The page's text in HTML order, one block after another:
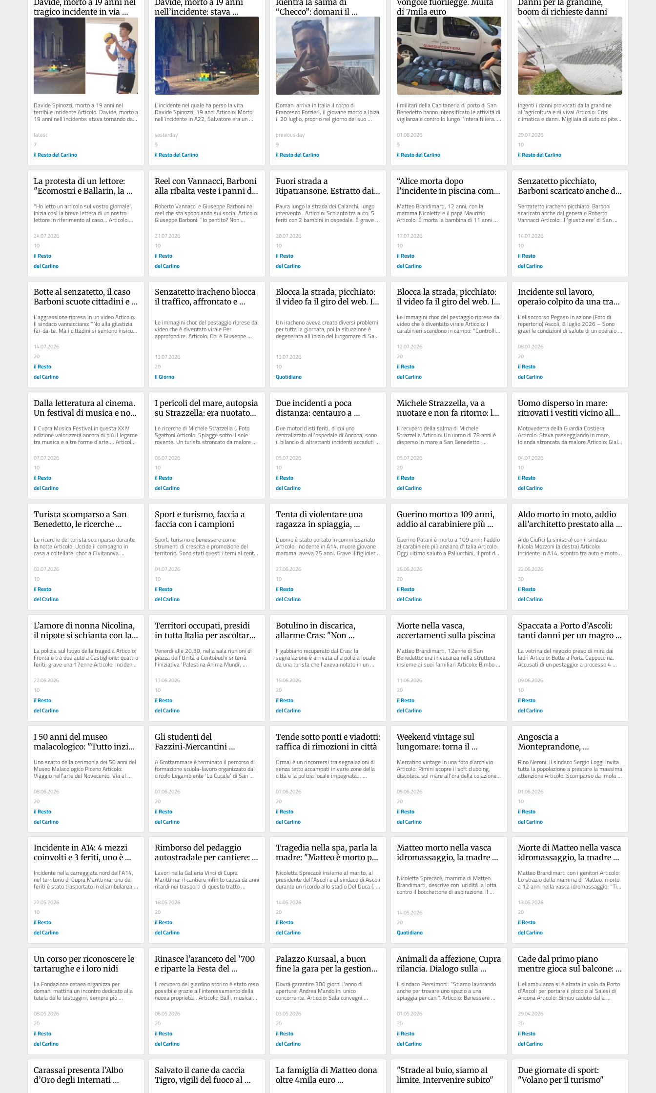
tragico incidente in via
Torino: “Finito il lavoro
aveva raggiunto gli amici”
Davide Spinozzi, morto a 19 anni nel
terribile incidente Articolo: Davide, morto a
19 anni nell’incidente: stava tornando dal
latest
7
il Resto del Carlino
nell’incidente: stava
tornando dal lavoro
L'incidente nel quale ha perso la vita
Davide Spinozzi, 19 anni Articolo: Morto
nell’incidente in A22, Salvatore era un
campione internazionale...
yesterday
5
il Resto del Carlino
“Checco”: domani il
funerale. L'addio del
fratello: “La tua energia era
positiva e contagiosa”
Domani arriva in Italia il corpo di
Francesco Forzieri, il giovane morto a Ibiza
il 20 luglio, proprio nel giorno del suo
33esimo compleanno Articolo:...
previous day
9
il Resto del Carlino
di 7mila euro
I militari della Capitaneria di porto di San
Benedetto hanno intensificato le attività di
vigilanza e controllo lungo l’intera filiera...
Articolo:...
01.08.2026
5
il Resto del Carlino
boom di richieste danni
Ingenti i danni provocati dalla grandine
all’agricoltura e ai vivai Articolo: Crisi
climatica e danni. Migliaia di auto colpite
dalla grandine. Come...
29.07.2026
10
il Resto del Carlino
La protesta di un lettore:
"Ecomostri e Ballarin, la
"Ho letto un articolo sul vostro giornale".
Inizia così la breve lettera di un nostro
lettore in riferimento al caso... Articolo:...
24.07.2026
10
il Resto
del Carlino
Reel con Vannacci, Barboni
alla ribalta veste i panni del
Roberto Vannacci e Giuseppe Barboni nel
reel che sta spopolando sui social Articolo:
Giuseppe Barboni: “Io pentito? Non
scherziamo, gli ho dato due...
21.07.2026
10
il Resto
del Carlino
Fuori strada a
Ripatransone. Estratto dai
Paura lungo la strada dei Calanchi, lungo
intervento . Articolo: Schianto tra auto: 5
feriti con 2 bambini in ospedale. È grave
20.07.2026
10
il Resto
del Carlino
“Alice morta dopo
l’incidente in piscina come
questa strage silenziosa”.
Nicoletta Sprecacè scrive
Matteo Brandimarti, 12 anni, con la
mamma Nicoletta e il papà Maurizio
Articolo: È morta la bambina di 11 anni
17.07.2026
10
il Resto
del Carlino
Senzatetto picchiato,
Barboni scaricato anche da
violenza se non giustificata
da difesa”
Senzatetto iracheno picchiato: Barboni
scaricato anche dal generale Roberto
Vannacci Articolo: Il ‘giustiziere’ di San
14.07.2026
10
il Resto
del Carlino
Botte al senzatetto, il caso
Barboni scuote cittadini e
prendere le distanze”
L’aggressione ripresa in un video Articolo:
Il sindaco vannacciano: “No alla giustizia
fai-da-te. Ma i cittadini si sentono insicuri
14.07.2026
20
il Resto
del Carlino
Senzatetto iracheno blocca
il traffico, affrontato e
Futuro Nazionale: il video
fa il giro dei social
Le immagini choc del pestaggio riprese dal
video che è diventato virale Per
approfondire: Articolo: Chi è Giuseppe
Barboni, le ombre...
13.07.2026
20
Il Giorno
Blocca la strada, picchiato:
il video fa il giro del web. Il
Un iracheno aveva creato diversi problemi
per tutta la giornata, poi la situazione è
degenerata all’inizio del lungomare di San
Benedetto, quando...
13.07.2026
10
Quotidiano
Blocca la strada, picchiato:
il video fa il giro del web. Il
Le immagini choc del pestaggio riprese dal
video che è diventato virale Articolo: I
carabinieri scendono in campo: "Controlli e
12.07.2026
20
il Resto
del Carlino
Incidente sul lavoro,
operaio colpito da una trave
ricostruzione post
terremoto
L'elisoccorso Pegaso in azione (Foto di
repertorio) Ascoli, 8 luglio 2026 – Sono
gravi le condizioni di salute di un operaio
rimasto vittima...
08.07.2026
20
il Resto
del Carlino
Dalla letteratura al cinema.
Un festival di musica e non
Il Cupra Musica Festival in questa XXIV
edizione valorizzerà ancora di più il legame
tra musica e altre forme d’arte:... Articolo:
07.07.2026
10
il Resto
del Carlino
I pericoli del mare, autopsia
su Strazzella: era nuotatore
Le ricerche di Michele Strazzella (. Foto
Sgattoni Articolo: Spiagge sotto il sole
rovente. Un turista stroncato da malore
06.07.2026
10
il Resto
del Carlino
Due incidenti a poca
distanza: centauro a
Due motociclisti feriti, di cui uno
centralizzato all’ospedale di Ancona, sono
il bilancio di altrettanti incidenti accaduti
05.07.2026
10
il Resto
del Carlino
Michele Strazzella, va a
nuotare e non fa ritorno: la
Il recupero della salma di Michele
Strazzella Articolo: Un uomo di 78 anni è
disperso in mare a San Benedetto:
ritrovati i vestiti vicino alla riva...
05.07.2026
20
il Resto
del Carlino
Uomo disperso in mare:
ritrovati i vestiti vicino alla
Motovedetta della Guardia Costiera
Articolo: Stava passeggiando in mare,
Iolanda stroncata da malore Articolo: Giallo
04.07.2026
10
il Resto
del Carlino
Turista scomparso a San
Benedetto, le ricerche
Repubblica Ceca
Le ricerche del turista scomparso durante
la notte Articolo: Uccide il compagno in
casa a coltellate: choc a Civitanova
02.07.2026
10
il Resto
del Carlino
Sport e turismo, faccia a
faccia con i campioni
Sport, turismo e benessere come
strumenti di crescita e promozione del
territorio. Sono stati questi i temi al centro
del... Articolo: Cotignola,...
01.07.2026
10
il Resto
del Carlino
Tenta di violentare una
ragazza in spiaggia,
bagnanti
L’uomo è stato portato in commissariato
Articolo: Incidente in A14, muore giovane
mamma: aveva 25 anni. Grave il figlioletto
27.06.2026
10
il Resto
del Carlino
Guerino morto a 109 anni,
addio al carabiniere più
gli auguri di Giorgia Meloni
Guerino Patani è morto a 109 anni: l'addio
al carabiniere più anziano d'Italia Articolo:
Oggi ultimo saluto a Pallucchini, il prof dei
due...
26.06.2026
20
il Resto
del Carlino
Aldo morto in moto, addio
all’architetto prestato alla
Aldo Ciufici (a sinistra) con il sindaco
Nicola Mozzoni (a destra) Articolo:
Incidente in A14, scontro tra auto e moto:
morto il centauro, aveva 64...
22.06.2026
30
il Resto
del Carlino
L’amore di nonna Nicolina,
il nipote si schianta con la
mentre va da lui
La polizia sul luogo della tragedia Articolo:
Frontale tra due auto a Castiglione: quattro
feriti, grave una 17enne Articolo: Incidente
in A1 a...
22.06.2026
10
il Resto
del Carlino
Territori occupati, presidi
in tutta Italia per ascoltare
Venerdì alle 20.30, nella sala riunioni di
piazza dell’Unità a Centobuchi si terrà
l’iniziativa ‘Palestina Anima Mundi’,
17.06.2026
10
il Resto
del Carlino
Botulino in discarica,
allarme Cras: "Non
secco"
Il gabbiano recuperato dal Cras: la
segnalazione è arrivata alla polizia locale
da una turista che l’aveva notato in un
15.06.2026
20
il Resto
del Carlino
Morte nella vasca,
accertamenti sulla piscina
Matteo Brandimarti, 12enne di San
Benedetto: era in vacanza nella struttura
insieme ai suoi familiari Articolo: Bimbo
11.06.2026
20
il Resto
del Carlino
Spaccata a Porto d’Ascoli:
tanti danni per un magro
La vetrina del negozio preso di mira dai
ladri Articolo: Botte a Porta Cappuccina.
Accusati di un pestaggio: a processo 4
ascolani Articolo: Ladri...
09.06.2026
10
il Resto
del Carlino
I 50 anni del museo
malacologico: "Tutto inziò
Uno scatto della cerimonia dei 50 anni del
Museo Malacologico Piceno Articolo:
Viaggio nell’arte del Novecento. Via al
corso dell’Università...
08.06.2026
20
il Resto
del Carlino
Gli studenti del
Fazzini‑Mercantini
Legambiente
A Grottammare è terminato il percorso di
formazione scuola-lavoro organizzato dal
circolo Legambiente ‘Lu Cucale’ di San
Benedetto che ha......
07.06.2026
20
il Resto
del Carlino
Tende sotto ponti e viadotti:
raffica di rimozioni in città
Ormai è un rincorrersi tra segnalazioni di
senza tetto accampati in varie zone della
città e la polizia locale impegnata...
Articolo: FdI, le strade...
07.06.2026
20
il Resto
del Carlino
Weekend vintage sul
lungomare: torna il
Mercatino vintage in una foto d'archivio
Articolo: Rimini scopre il soft clubbing,
discoteca sul mare all’ora della colazione:
05.06.2026
20
il Resto
del Carlino
Angoscia a
Monteprandone,
ricerche in corso da sabato
Rino Neroni. Il sindaco Sergio Loggi invita
tutta la popolazione a prestare la massima
attenzione Articolo: Scomparso da Imola
01.06.2026
10
il Resto
del Carlino
Incidente in A14: 4 mezzi
coinvolti e 3 feriti, uno è
tamponamento tra mezzi
in coda
Incidente nella carreggiata nord dell’A14,
nel territorio di Cupra Marittima; uno dei
feriti è stato trasportato in eliambulanza
22.05.2026
10
il Resto
del Carlino
Rimborso del pedaggio
autostradale per cantiere:
si ha diritto
Lavori nella Galleria Vinci di Cupra
Marittima: il cantiere infinito causa da anni
ritardi nei trasporti di questo tratto
dell'A14 18 maggio 2026...
18.05.2026
20
il Resto
del Carlino
Tragedia nella spa, parla la
madre: "Matteo è morto per
Nicoletta Sprecacè insieme al marito, al
presidente dell’Ascoli e al sindaco di Ascoli
durante un ricordo allo stadio Del Duca (.
14.05.2026
20
il Resto
del Carlino
Matteo morto nella vasca
idromassaggio, la madre
braccia non sono bastate
per salvarlo"
Nicoletta Sprecacé, mamma di Matteo
Brandimarti, descrive con lucidità la lotta
contro il bocchettone di aspirazione: il
14.05.2026
20
Quotidiano
Morte di Matteo nella vasca
idromassaggio, la madre
braccia non sono bastate"
Matteo Brandimarti con i genitori Articolo:
Lo strazio della mamma di Matteo, morto
a 12 anni nella vasca idromassaggio: “Ti
13.05.2026
20
il Resto
del Carlino
Un corso per riconoscere le
tartarughe e i loro nidi
La Fondazione cetaea organizza per
domani mattina un incontro dedicato alla
tutela delle testuggini, sempre più
frequenti nei nostri mari. Articolo:...
08.05.2026
20
il Resto
del Carlino
Rinasce l’aranceto del ’700
e riparte la Festa del
Il recupero del giardino storico è stato reso
possibile grazie all’interessamento della
nuova proprietà. . Articolo: Balli, musica e
un tuffo...
06.05.2026
20
il Resto
del Carlino
Palazzo Kursaal, a buon
fine la gara per la gestione
Dovrà garantire 300 giorni l’anno di
aperture: Andrea Mandolini unico
concorrente. Articolo: Sala convegni
Kursaal, le nuove poltroncine per la...
03.05.2026
20
il Resto
del Carlino
Animali da affezione, Cupra
rilancia. Dialogo sulla
Il sindaco Piersimoni: "Stiamo lavorando
anche per trovare uno spazio a una
spiaggia per cani". Articolo: Benessere
animale, apre lo...
01.05.2026
30
il Resto
del Carlino
Cade dal primo piano
mentre gioca sul balcone:
L’eliambulanza si è alzata in volo da Porto
d’Ascoli per portare il piccolo al Salesi di
Ancona Articolo: Bimbo caduto dalla
29.04.2026
30
il Resto
del Carlino
Carassai presenta l’Albo
d’Oro degli Internati
Salvato il cane da caccia
Tigro, vigili del fuoco al
La famiglia di Matteo dona
oltre 4mila euro
"Strade al buio, siamo al
limite. Intervenire subito"
Due giornate di sport:
"Volano per il turismo"